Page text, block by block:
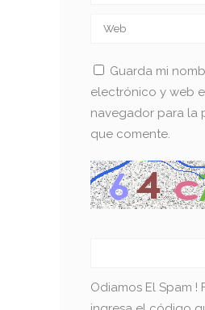
Guarda mi
electrónico y web
navegador para la
que comente.
Odiamos El Spam !